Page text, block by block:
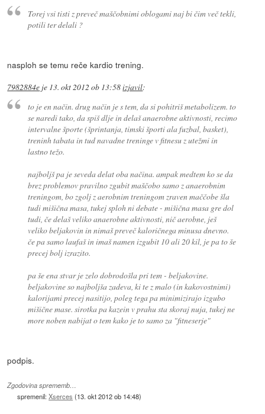
Torej vsi tisti z preveč maščobnimi oblogami naj bi čim več tekli,
potili ter delali ?
nasploh se temu reče kardio trening.
7982884e je 13. okt 2012 ob 13:58izjavil:
to je en način. drug način je s tem, da si pohitriš metabolizem. to
se naredi tako, da spiš dlje in delaš anaerobne aktivnosti, recimo
intervalne športe (šprintanja, timski športi ala fuzbal, basket),
treninh tabata in tud navadne treninge v fitnesu z utežmi in
lastno težo.
najboljš pa je seveda delat oba načina. ampak medtem ko se da
brez problemov pravilno zgubit maščobo samo z anaerobnim
treningom, bo zgolj z aerobnim treningom zraven maččobe šla
tudi mišična masa, tukej sploh ni debate - mišična masa gre dol
tudi, če delaš veliko anaerobne aktivnosti, nič aerobne, ješ
veliko beljakovin in nimaš preveč kaloričnega minusa dnevno.
če pa samo laufaš in imaš namen izgubit 10 ali 20 kil, je pa to še
precej bolj izrazito.
pa še ena stvar je zelo dobrodošla pri tem - beljakovine.
beljakovine so najboljša zadeva, ki te z malo (in kakovostnimi)
kalorijami precej nasitijo, poleg tega pa minimizirajo izgubo
mišične mase. sirotka pa kazein v prahu sta skoraj nuja, tukej ne
more noben nabijat o tem kako je to samo za "fitneserje"
podpis.
Zgodovina sprememb…
spremenil:Xserces (13. okt 2012 ob 14:48)